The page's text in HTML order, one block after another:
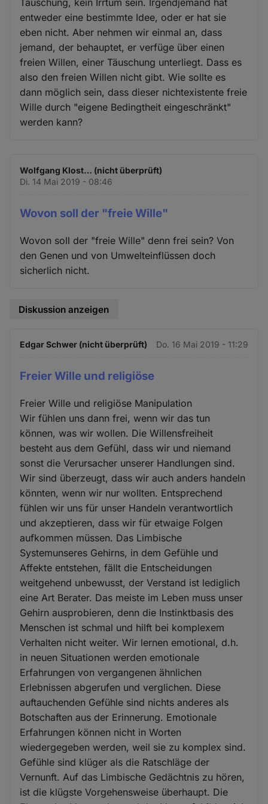
entweder eine bestimmte Idee, oder er hat sie
eben nicht. Aber nehmen wir einmal an, dass
jemand, der behauptet, er verfüge über einen
freien Willen, einer Täuschung unterliegt. Dass es
also den freien Willen nicht gibt. Wie sollte es
dann möglich sein, dass dieser nichtexistente freie
Wille durch "eigene Bedingtheit eingeschränkt"
werden kann?
Wolfgang Klost… (nicht überprüft)
Di. 14 Mai 2019 - 08:46
Wovon soll der "freie Wille"
Wovon soll der "freie Wille" denn frei sein? Von
den Genen und von Umwelteinflüssen doch
sicherlich nicht.
Diskussion anzeigen
Edgar Schwer (nicht überprüft) Do. 16 Mai 2019 - 11:29
Freier Wille und religiöse
Freier Wille und religiöse Manipulation
Wir fühlen uns dann frei, wenn wir das tun
können, was wir wollen. Die Willensfreiheit
besteht aus dem Gefühl, dass wir und niemand
sonst die Verursacher unserer Handlungen sind.
Wir sind überzeugt, dass wir auch anders handeln
könnten, wenn wir nur wollten. Entsprechend
fühlen wir uns für unser Handeln verantwortlich
und akzeptieren, dass wir für etwaige Folgen
aufkommen müssen. Das Limbische
Systemunseres Gehirns, in dem Gefühle und
Affekte entstehen, fällt die Entscheidungen
weitgehend unbewusst, der Verstand ist lediglich
eine Art Berater. Das meiste im Leben muss unser
Gehirn ausprobieren, denn die Instinktbasis des
Menschen ist schmal und hilft bei komplexem
Verhalten nicht weiter. Wir lernen emotional, d.h.
in neuen Situationen werden emotionale
Erfahrungen von vergangenen ähnlichen
Erlebnissen abgerufen und verglichen. Diese
auftauchenden Gefühle sind nichts anderes als
Botschaften aus der Erinnerung. Emotionale
Erfahrungen können nicht in Worten
wiedergegeben werden, weil sie zu komplex sind.
Gefühle sind klüger als die Ratschläge der
Vernunft. Auf das Limbische Gedächtnis zu hören,
ist die klügste Vorgehensweise überhaupt. Die
und
Cookies